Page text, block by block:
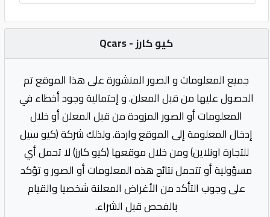
كيو كارز - Qcars
جميع المعلومات و الصور المنشورة على هذا الموقع تم
الحصول عليها من قبل المعلن. و إحتمالية وجود أخطاء في
المعلومات أو الصور المزودة من قبل المعلن أو خلال
إدخال المعلومة إلى الموقع واردة. ولذلك شركة (كيو سيل
للتجارة اونلاين) ومن خلال موقعها (كيو كارز) لا تحمل أي
مسؤولية أو تتحمل نتائج هذه المعلومات أو الصور و تؤكد
على وجوب التأكد من الأغراض المعلنة شخصيا والقيام
بالفحص قبل الشراء.